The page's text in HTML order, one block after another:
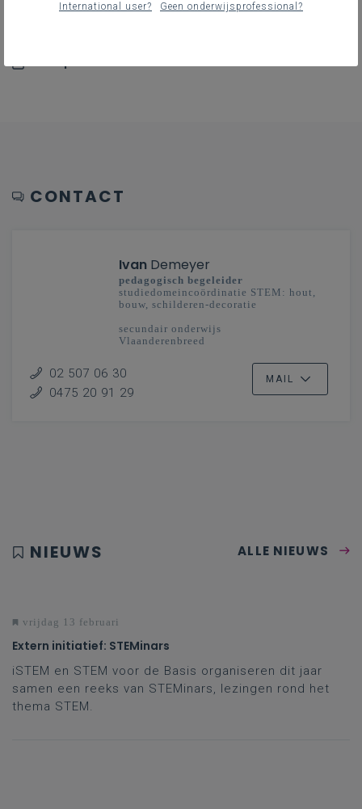
LINKS
CONTACT
Ivan Demeyer
pedagogisch begeleider
studiedomeincoördinatie STEM: hout,
bouw, schilderen-decoratie
secundair onderwijs
Vlaanderenbreed
02 507 06 30
0475 20 91 29
MAIL
NIEUWS ALLE NIEUWS
vrijdag 13 februari
Extern initiatief: STEMinars
iSTEM en STEM voor de Basis organiseren dit jaar
samen een reeks van STEMinars, lezingen rond het
thema STEM.
International user? Geen onderwijsprofessional?